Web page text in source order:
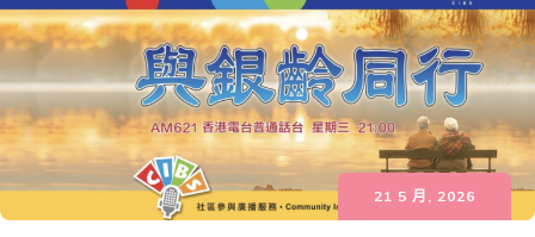
21 5 月, 2026